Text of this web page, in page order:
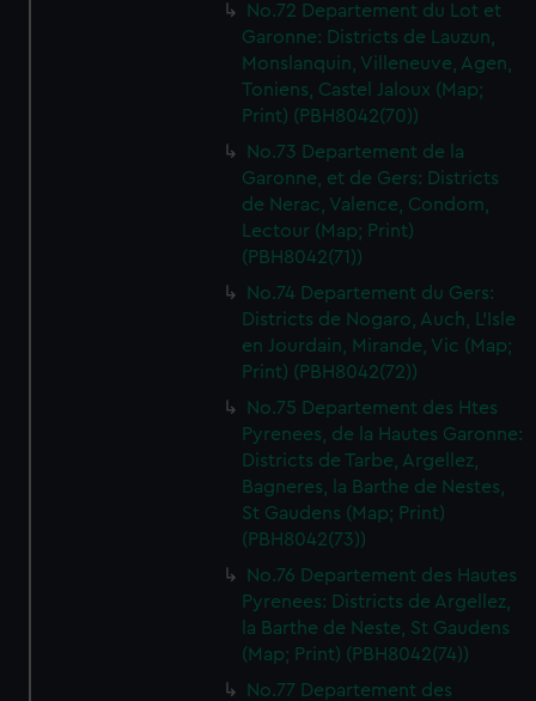
No.72 Departement du Lot et
Garonne: Districts de Lauzun,
Monslanquin, Villeneuve, Agen,
Toniens, Castel Jaloux (Map;
Print) (PBH8042(70))
No.73 Departement de la
Garonne, et de Gers: Districts
de Nerac, Valence, Condom,
Lectour (Map; Print)
(PBH8042(71))
No.74 Departement du Gers:
Districts de Nogaro, Auch, L'Isle
en Jourdain, Mirande, Vic (Map;
Print) (PBH8042(72))
No.75 Departement des Htes
Pyrenees, de la Hautes Garonne:
Districts de Tarbe, Argellez,
Bagneres, la Barthe de Nestes,
St Gaudens (Map; Print)
(PBH8042(73))
No.76 Departement des Hautes
Pyrenees: Districts de Argellez,
la Barthe de Neste, St Gaudens
(Map; Print) (PBH8042(74))
No.77 Departement des